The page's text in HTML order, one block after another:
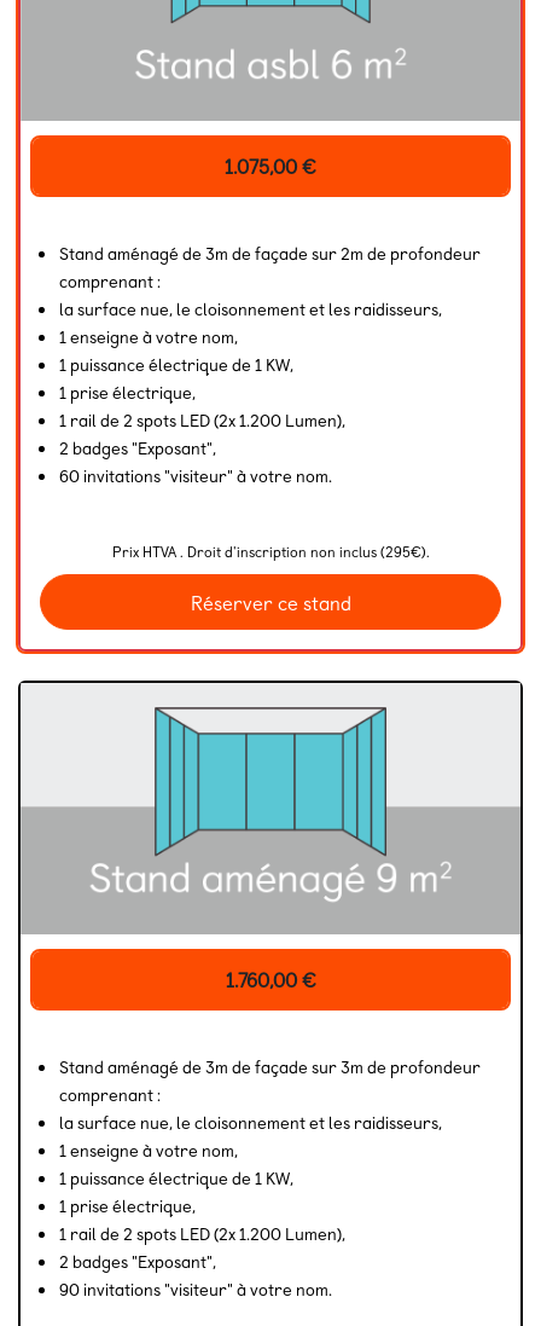
1.075,00€
Stand aménagé de 3m de façade sur 2m de profondeur
comprenant :
la surface nue, le cloisonnement et les raidisseurs,
1 enseigne à votre nom,
1 puissance électrique de 1 KW,
1 prise électrique,
1 rail de 2 spots LED (2x 1.200 Lumen),
2 badges "Exposant",
60 invitations "visiteur" à votre nom.
Prix HTVA . Droit d'inscription non inclus (295€).
Réserver ce stand
1.760,00€
Stand aménagé de 3m de façade sur 3m de profondeur
comprenant :
la surface nue, le cloisonnement et les raidisseurs,
1 enseigne à votre nom,
1 puissance électrique de 1 KW,
1 prise électrique,
1 rail de 2 spots LED (2x 1.200 Lumen),
2 badges "Exposant",
90 invitations "visiteur" à votre nom.